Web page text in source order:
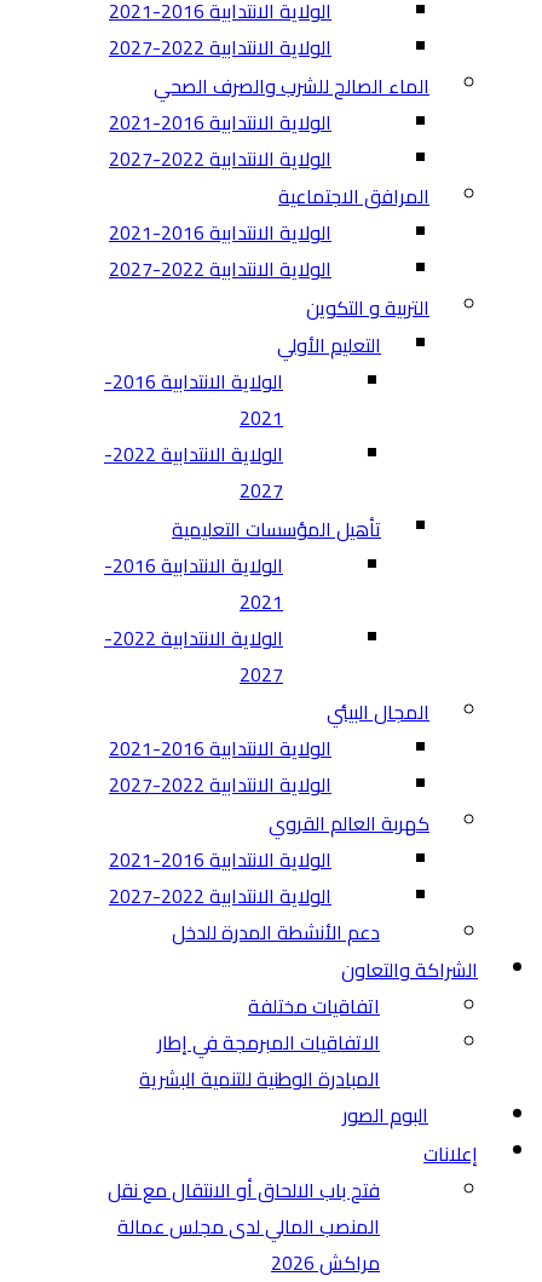
الولاية الانتدابية 2016-2021
الولاية الانتدابية 2022-2027
الماء الصالح للشرب والصرف الصحي
الولاية الانتدابية 2016-2021
الولاية الانتدابية 2022-2027
المرافق الاجتماعية
الولاية الانتدابية 2016-2021
الولاية الانتدابية 2022-2027
التربية و التكوين
التعليم الأولي
الولاية الانتدابية 2016-
2021
الولاية الانتدابية 2022-
2027
تأهيل المؤسسات التعليمية
الولاية الانتدابية 2016-
2021
الولاية الانتدابية 2022-
2027
المجال البيئي
الولاية الانتدابية 2016-2021
الولاية الانتدابية 2022-2027
كهربة العالم القروي
الولاية الانتدابية 2016-2021
الولاية الانتدابية 2022-2027
دعم الأنشطة المدرة للدخل
الشراكة والتعاون
اتفاقيات مختلفة​
الاتفاقيات المبرمجة في إطار
المبادرة الوطنية للتنمية البشرية
البوم الصور
إعلانات
فتح باب الالحاق أو الانتقال مع نقل
المنصب المالي لدى مجلس عمالة
مراكش 2026